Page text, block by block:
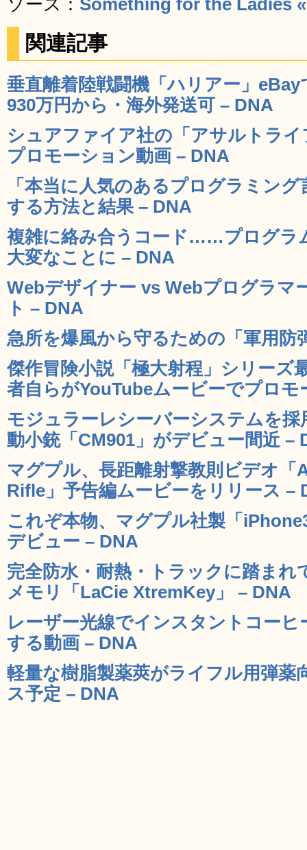
ソース： Something for the Ladies
関連記事
垂直離着陸戦闘機「ハリアー」
930万円から・海外発送可 – DNA
シュアファイア社の「アサルトラ
プロモーション動画 – DNA
「本当に人気のあるプログラミン
する方法と結果 – DNA
複雑に絡み合うコード……プログラ
大変なことに – DNA
Webデザイナー vs Webプログラマ
ト – DNA
急所を爆風から守るための「軍用防
傑作冒険小説「極大射程」シリーズ
者自らがYouTubeムービーでプロモ
モジュラーレシーバーシステムを
動小銃「CM901」がデビュー間近 –
マグプル、長距離射撃教則ビデオ
Rifle」予告編ムービーをリリース –
これぞ本物、マグプル社製「
デビュー – DNA
完全防水・耐熱・トラックに踏まれ
メモリ「LaCie XtremKey」 – DNA
レーザー光線でインスタントコー
する動画 – DNA
軽量な樹脂製薬莢がライフル用弾薬
ス予定 – DNA